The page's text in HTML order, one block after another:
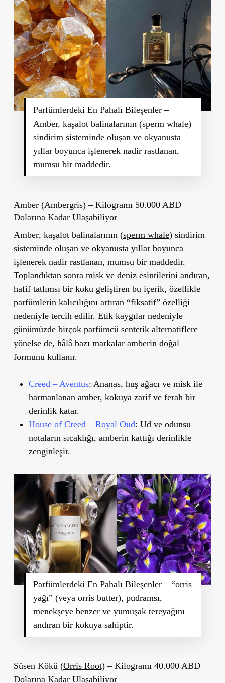
Parfümlerdeki En Pahalı Bileşenler –
Amber, kaşalot balinalarının (sperm whale)
sindirim sisteminde oluşan ve okyanusta
yıllar boyunca işlenerek nadir rastlanan,
mumsu bir maddedir.
Amber (Ambergris) – Kilogramı 50.000 ABD
Dolarına Kadar Ulaşabiliyor
Amber, kaşalot balinalarının (sperm whale) sindirim
sisteminde oluşan ve okyanusta yıllar boyunca
işlenerek nadir rastlanan, mumsu bir maddedir.
Toplandıktan sonra misk ve deniz esintilerini andıran,
hafif tatlımsı bir koku geliştiren bu içerik, özellikle
parfümlerin kalıcılığını artıran “fiksatif” özelliği
nedeniyle tercih edilir. Etik kaygılar nedeniyle
günümüzde birçok parfümcü sentetik alternatiflere
yönelse de, hâlâ bazı markalar amberin doğal
formunu kullanır.
Creed – Aventus: Ananas, huş ağacı ve misk ile
harmanlanan amber, kokuya zarif ve ferah bir
derinlik katar.
House of Creed – Royal Oud: Ud ve odunsu
notaların sıcaklığı, amberin kattığı derinlikle
zenginleşir.
Parfümlerdeki En Pahalı Bileşenler – “orris
yağı” (veya orris butter), pudramsı,
menekşeye benzer ve yumuşak tereyağını
andıran bir kokuya sahiptir.
Süsen Kökü (Orris Root)– Kilogramı 40.000 ABD
Dolarına Kadar Ulaşabiliyor